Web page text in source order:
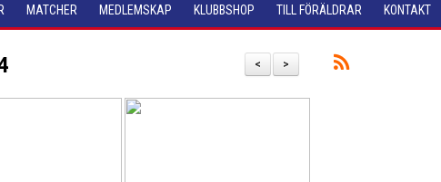
MATCHER MEDLEMSKAP KLUBBSHOP TILL FÖRÄLDRAR KONTAKT
>
<